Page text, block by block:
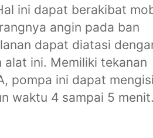
ini dapat berakibat
angin pada ban
dapat diatasi
alat ini. Memiliki tekanan
pompa ini dapat mengisi
waktu 4 sampai 5 menit.